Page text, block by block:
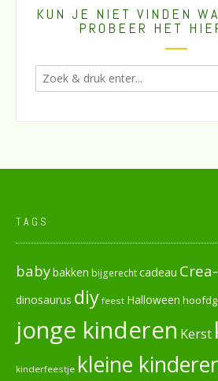
KUN JE NIET VINDEN
PROBEER HET
TAGS
babybakken bijgerechtcadeau
dinosaurus diy feest Halloween
jonge kinderen Kerst
kinderfeestje kleine